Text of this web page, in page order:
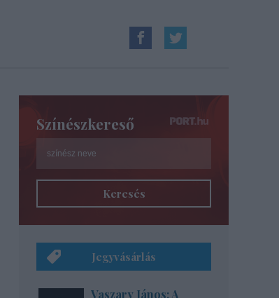
Színészkereső
Keresés
Jegyvásárlás
Vaszary János: A